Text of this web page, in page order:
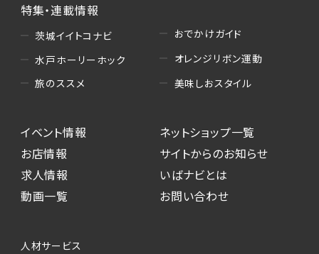
特集・連載情報
茨城イイトコナビ
水戸ホーリーホック
旅のススメ
おでかけガイド
オレンジリボン運動
美味しおスタイル
イベント情報
お店情報
求人情報
動画一覧
ネットショップ一覧
サイトからのお知らせ
いばナビとは
お問い合わせ
人材サービス